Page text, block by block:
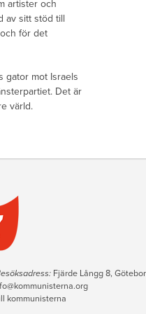
artister och
av sitt stöd till
för det
gator mot Israels
Det är
värld.
Fjärde Långg 8,
kommunisterna